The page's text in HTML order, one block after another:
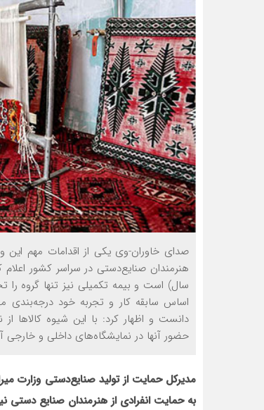
صدای خاوران-وی یکی از اقدامات مهم
سال) است و بیمه تکمیلی نیز تنها گروه را
اساس سابقه کار و تجربه خود درجه‌بندی
دانست و اظهار کرد: با این شیوه کالاها
حضور آنها در نمایشگاه‌های داخلی و
مدیرکل حمایت از تولید صنایع‌دستی وزارت
به حمایت انفرادی از هنرمندان صنایع دستی